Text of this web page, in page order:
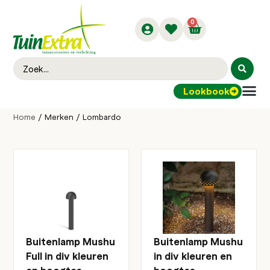
0
Lookbook
Home / Merken / Lombardo
Buitenlamp Mushu
Full in div kleuren
Buitenlamp Mushu
in div kleuren en